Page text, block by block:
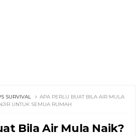
SURVIVAL
APA PERLU BUAT BILA AIR MULA
UNTUK SEMUA RUMAH
Bila Air Mula Naik?